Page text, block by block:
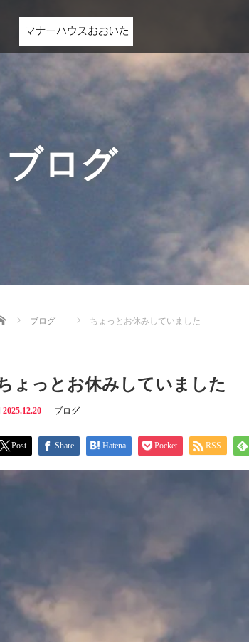
ブログ
ブログ ちょっとお休みしていました
ょっとお休みしていました
2025.12.20 ブログ
Post Share Hatena Pocket RSS